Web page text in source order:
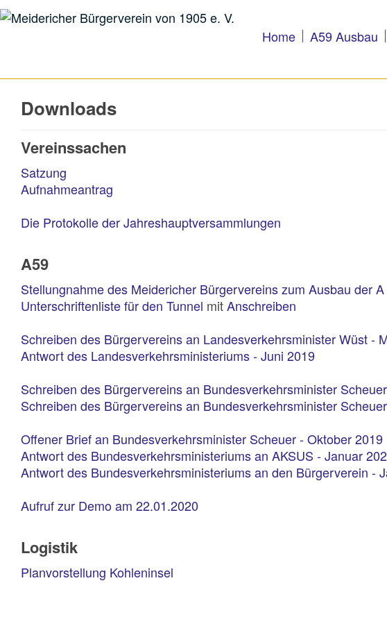
Home A59 Ausbau
Downloads
Vereinssachen
Satzung
Aufnahmeantrag
Die Protokolle der Jahreshauptversammlungen
A59
Stellungnahme des Meidericher Bürgervereins zum Ausbau der
Unterschriftenliste für den Tunnel mitAnschreiben
Schreiben des Bürgervereins an Landesverkehrsminister Wüst -
Antwort des Landesverkehrsministeriums - Juni 2019
Schreiben des Bürgervereins an Bundesverkehrsminister
Schreiben des Bürgervereins an Bundesverkehrsminister
Offener Brief an Bundesverkehrsminister Scheuer - Oktober 2019
Antwort des Bundesverkehrsministeriums an AKSUS - Januar
Antwort des Bundesverkehrsministeriums an den Bürgerverein -
Aufruf zur Demo am 22.01.2020
Logistik
Planvorstellung Kohleninsel